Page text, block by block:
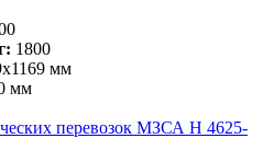
1800
мм
мм